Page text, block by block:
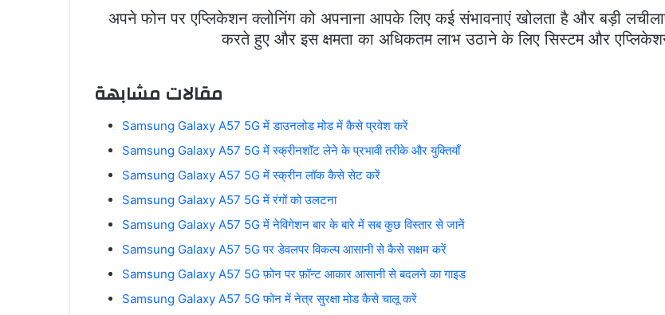
अपने फोन पर एप्लिकेशन क्लोनिंग को अपनाना आपके लिए कई संभावनाएं खोलता है और बड़ी
करते हुए और इस क्षमता का अधिकतम लाभ उठाने के लिए सिस्टम और
مقالات مشابهة
Samsung Galaxy A57 5G में डाउनलोड मोड में कैसे प्रवेश करें
Samsung Galaxy A57 5G में स्क्रीनशॉट लेने के प्रभावी तरीके और युक्तियाँ
Samsung Galaxy A57 5G में स्क्रीन लॉक कैसे सेट करें
Samsung Galaxy A57 5G में रंगों को उलटना
Samsung Galaxy A57 5G में नेविगेशन बार के बारे में सब कुछ विस्तार से जानें
Samsung Galaxy A57 5G पर डेवलपर विकल्प आसानी से कैसे सक्षम करें
Samsung Galaxy A57 5G फ़ोन पर फ़ॉन्ट आकार आसानी से बदलने का गाइड
Samsung Galaxy A57 5G फोन में नेत्र सुरक्षा मोड कैसे चालू करें